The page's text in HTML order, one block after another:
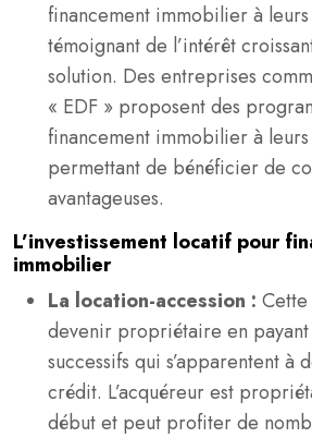
financement immobilier à leurs
témoignant de l’intérêt
solution. Des entreprises
« EDF » proposent des
financement immobilier à leurs
permettant de bénéficier de
avantageuses.
L’investissement locatif pour
immobilier
La location-accession :
devenir propriétaire en payant
successifs qui s’apparentent à
crédit. L’acquéreur est
début et peut profiter de